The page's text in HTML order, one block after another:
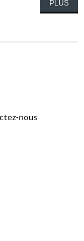
PLUS
nous